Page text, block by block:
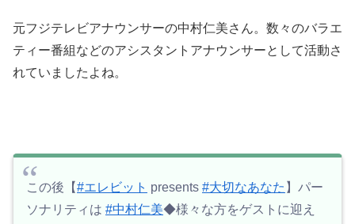
元フジテレビアナウンサーの中村仁美さん。数々のバラエ
ティー番組などのアシスタントアナウンサーとして活動さ
れていましたよね。
この後【#エレビット presents #大切なあなた 】パー
ソナリティは #中村仁美◆様々な方をゲストに迎え